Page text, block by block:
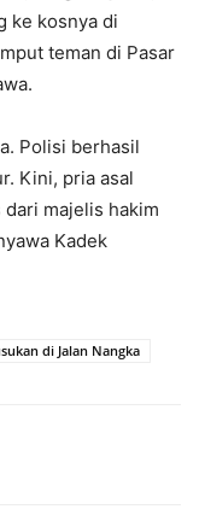
ke kosnya di
teman di Pasar
Polisi berhasil
Kini, pria asal
majelis hakim
Kadek
di Jalan Nangka